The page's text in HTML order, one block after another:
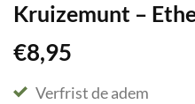
Kruizemunt –
€8,95
Verfrist de adem